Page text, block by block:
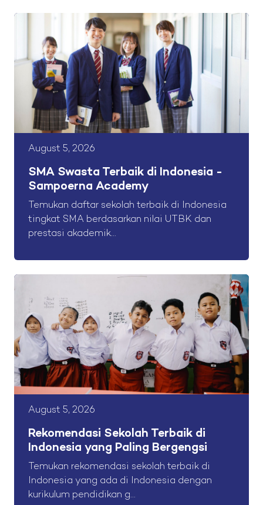
August 5, 2026
SMA Swasta Terbaik di Indonesia -
Sampoerna Academy
Temukan daftar sekolah terbaik di Indonesia
tingkat SMA berdasarkan nilai UTBK dan
prestasi akademik...
August 5, 2026
Rekomendasi Sekolah Terbaik di
Indonesia yang Paling Bergengsi
Temukan rekomendasi sekolah terbaik di
Indonesia yang ada di Indonesia dengan
kurikulum pendidikan g...